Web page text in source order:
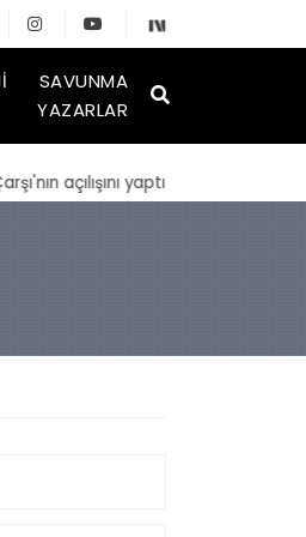
SAVUNMA
YAZARLAR
yaptı | TMSF, Ahbap